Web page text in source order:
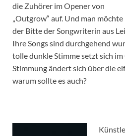
die Zuhörer im Opener von
„Outgrow“ auf. Und man möchte
der Bitte der Songwriterin aus
Ihre Songs sind durchgehend
tolle dunkle Stimme setzt sich
Stimmung ändert sich über die
warum sollte es auch?